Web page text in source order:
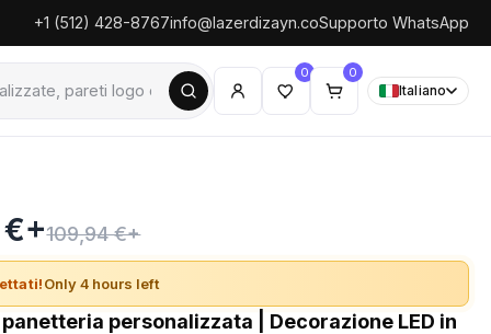
+1 (512) 428-8767info@lazerdizayn.coSupporto WhatsApp
0 0
Italiano
109,94 €+
Only 4 hours left
personalizzata | Decorazione LED in